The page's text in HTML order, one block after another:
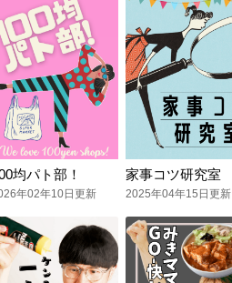
均パト部！
年02年10日更新
家事コツ研究室
2025年04年15日更新